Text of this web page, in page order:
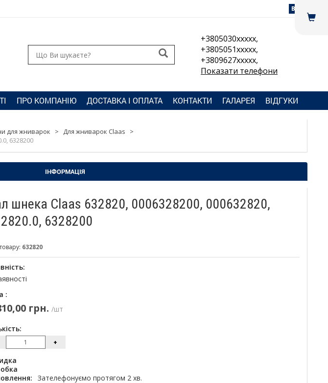
Вхід
+3805030xxxxx,
+3805051xxxxx,
+3809627xxxxx,
Показати телефони
ПРО КОМПАНІЮ ДОСТАВКА І ОПЛАТА КОНТАКТИ ГАЛАРЕЯ ВІДГУКИ
для жниварок > Для жниварок Claas
>
6328200
ІНФОРМАЦІЯ
шнека Claas 632820, 0006328200, 000632820,
6328200
632820
:
грн. /шт
+
Зателефонуємо протягом 2 хв.